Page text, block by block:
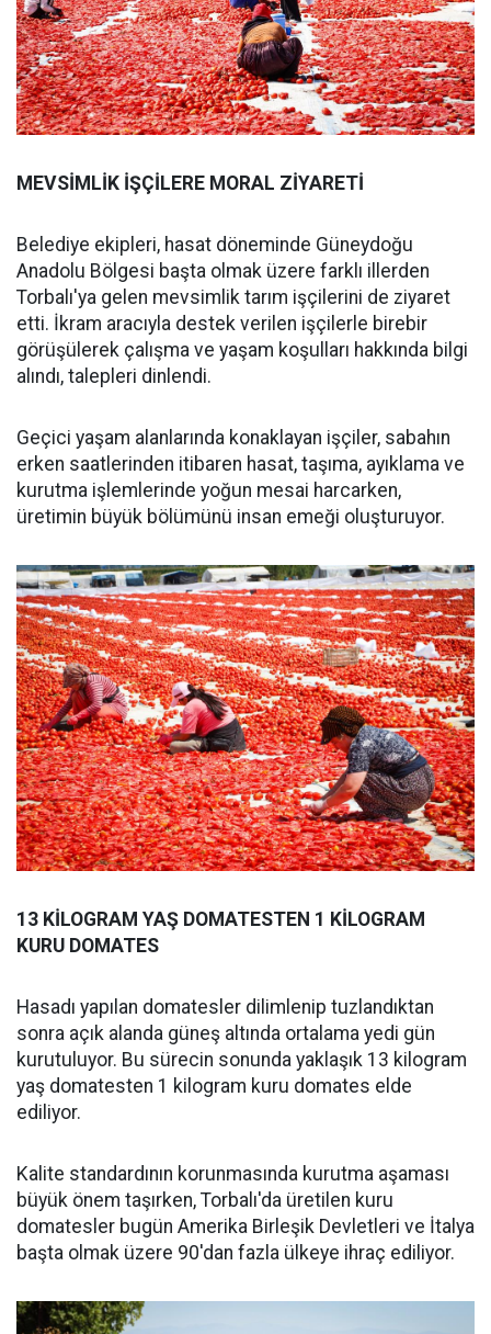
MEVSİMLİK İŞÇİLERE MORAL ZİYARETİ
Belediye ekipleri, hasat döneminde Güneydoğu
Anadolu Bölgesi başta olmak üzere farklı illerden
Torbalı'ya gelen mevsimlik tarım işçilerini de ziyaret
etti. İkram aracıyla destek verilen işçilerle birebir
görüşülerek çalışma ve yaşam koşulları hakkında bilgi
alındı, talepleri dinlendi.
Geçici yaşam alanlarında konaklayan işçiler, sabahın
erken saatlerinden itibaren hasat, taşıma, ayıklama ve
kurutma işlemlerinde yoğun mesai harcarken,
üretimin büyük bölümünü insan emeği oluşturuyor.
13 KİLOGRAM YAŞ DOMATESTEN 1 KİLOGRAM
KURU DOMATES
Hasadı yapılan domatesler dilimlenip tuzlandıktan
sonra açık alanda güneş altında ortalama yedi gün
kurutuluyor. Bu sürecin sonunda yaklaşık 13 kilogram
yaş domatesten 1 kilogram kuru domates elde
ediliyor.
Kalite standardının korunmasında kurutma aşaması
büyük önem taşırken, Torbalı'da üretilen kuru
domatesler bugün Amerika Birleşik Devletleri ve İtalya
başta olmak üzere 90'dan fazla ülkeye ihraç ediliyor.